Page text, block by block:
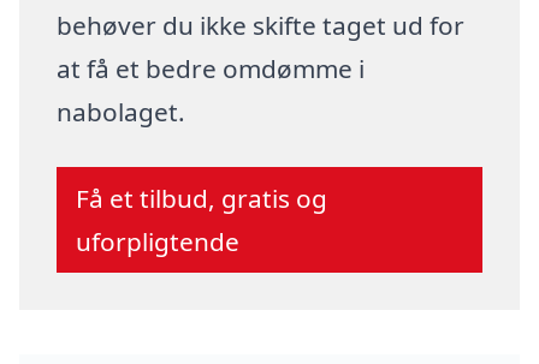
behøver du ikke skifte taget ud for
at få et bedre omdømme i
nabolaget.
Få et tilbud, gratis og
uforpligtende